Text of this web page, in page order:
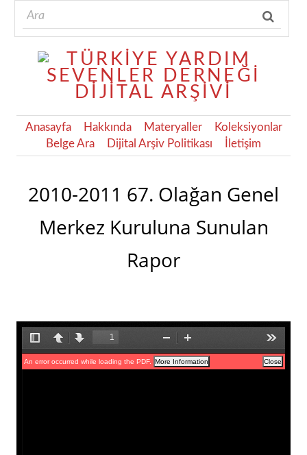
Anasayfa Hakkında Materyaller
Koleksiyonlar
Belge Ara
Dijital Arşiv Politikası İletişim
2010-2011 67. Olağan Genel
Merkez Kuruluna Sunulan
Rapor